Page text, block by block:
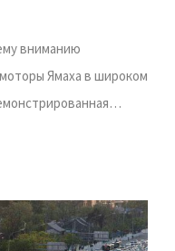
вниманию
Ямаха в широком